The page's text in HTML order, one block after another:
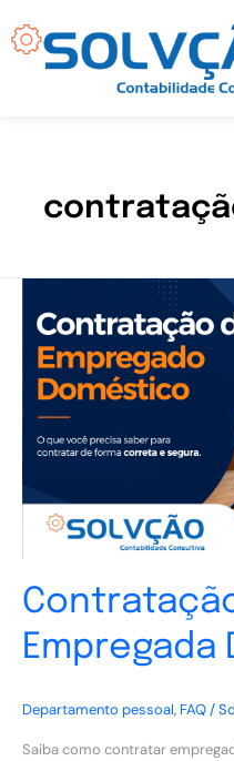
para
Empregada
Departamento pessoal, FAQ/
Saiba como contratar
Empregada
Doméstica